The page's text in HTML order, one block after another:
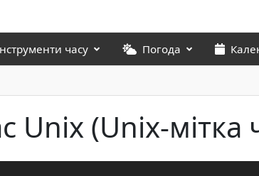
часу Погода
Unix (Unix-мітка